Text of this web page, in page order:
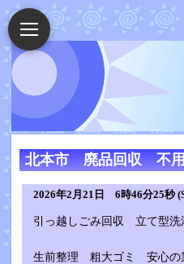
北本市 廃品回収 不
2026年2月21日 6時46分25秒
引っ越しごみ回収 立て型洗
生前整理 粗大ゴミ 安心の